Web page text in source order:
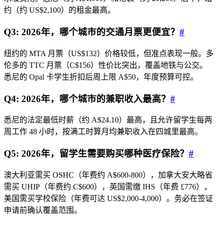
约（约 US$2,100）的租金最高。
Q3: 2026年，哪个城市的交通月票更便宜？ #
纽约的 MTA 月票（US$132）价格较低，但准点表现一般。多
伦多的 TTC 月票（C$156）性价比突出，覆盖地铁与公交。
悉尼的 Opal 卡学生折扣后周上限 A$50，年度预算可控。
Q4: 2026年，哪个城市的兼职收入最高？ #
悉尼的法定最低时薪（约 A$24.10）最高，且允许留学生每两
周工作 48 小时，按满工时算月均兼职收入在四城里最高。
Q5: 2026年，留学生需要购买哪种医疗保险？ #
澳大利亚需买 OSHC（年费约 A$600-800），加拿大安大略省
需买 UHIP（年费约 C$600），英国需缴 IHS（年费 £776），
美国需买学校保险（年费可达 US$2,000-4,000）。务必在签证
申请前确认覆盖范围。